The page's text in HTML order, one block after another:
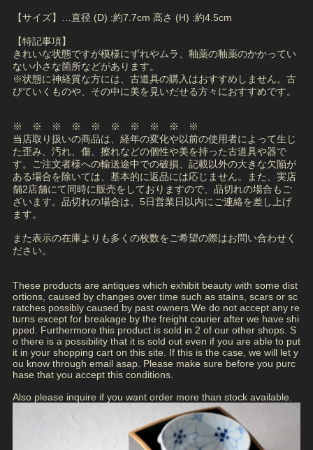
【サイズ】…直径 (D) :約7.7cm 高さ (H) :約4.5cm
【特記事項】
きれいな状態ですが模様にずれやムラ、釉薬の釉薬のかかってい
ない小さな箇所などがあります。
※状態に神経質な方には、古道具の購入はおすすめしません。古
びていくものや、その中に美を見いだせる方々におすすめです。
※ ※ ※ ※ ※ ※ ※ ※ ※ ※
当店取り扱いの商品は、経年の変化や以前の使用者によって生じ
た歪み、汚れ、傷、擦れなどの個性や美を持った古道具や器で
す。ご注文者様への輸送途中での破損、記載以外の大きな欠陥が
ある場合を除いては、基本的に返品には応じません。また、実店
舗2店舗にて同時に販売をしておりますので、品切れの場合もご
ざいます。品切れの場合は、5日営業日以内にご連絡を差し上げ
ます。
また表示の在庫よりも多くの枚数をご希望の際はお問い合わせく
ださい。
These products are antiques which exhibit beauty with some dist
ortions, caused by changes over time such as stains, scars or sc
ratches possibly caused by past owners.We do not accept any re
turns except for breakage by the freight courier after we have shi
pped. Furthermore this product is sold in 2 of our other shops. S
o there is a possibility that it is sold out even if you are able to put
it in your shopping cart on this site. If this is the case, we will let y
ou know through email asap. Please make sure before you purc
hase that you accept this conditions.
Also please inquire if you want order more than stock available.